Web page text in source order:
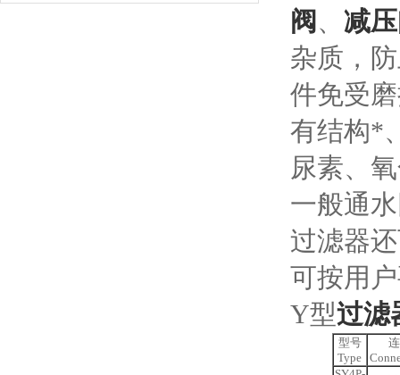
阀 、 减
杂质，
件免受
有结构*
尿素、
一般通
过滤器
可按用
Y型过滤
型号
Type